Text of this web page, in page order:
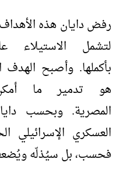
رفض دايان هذه الأهداف
لتشمل
بأكملها. وأصبح الهدف
هو تدمير ما
المصرية. وبحسب
العسكري الإسرائيلي
فحسب، بل سيُذلّه